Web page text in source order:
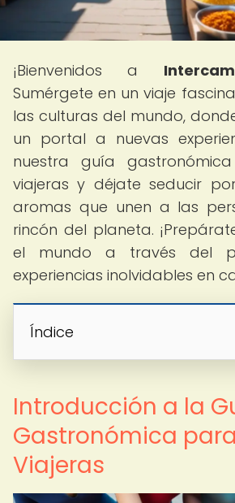
¡Bienvenidos a
Sumérgete en un viaje
las culturas del mundo,
un portal a nuevas
nuestra guía
viajeras y déjate seducir
aromas que unen a las
rincón del planeta.
el mundo a través del
experiencias inolvidables en
Índice
Introducción a la
Gastronómica
Viajeras